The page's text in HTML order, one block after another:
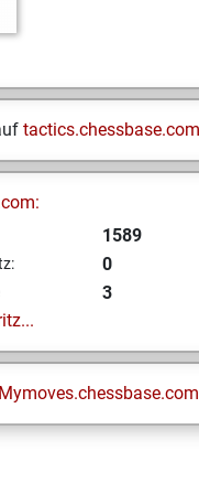
tactics.chessbase.com
1589
0
3
Mymoves.chessbase.com